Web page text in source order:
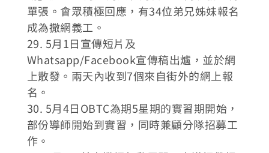
單張。會眾積極回應，有34位弟兄姊妹報名
成為撒網義工。
29. 5月1日宣傳短片及
Whatsapp/Facebook宣傳稿出爐，並於網
上散發。兩天內收到7個來自街外的網上報
名。
30. 5月4日OBTC為期5星期的實習期開始，
部份導師開始到實習，同時兼顧分隊招募工
作。